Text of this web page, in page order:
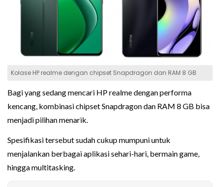
Kolase HP realme dengan chipset Snapdragon dan RAM 8 GB
Bagi yang sedang mencari HP realme dengan performa
kencang, kombinasi chipset Snapdragon dan RAM 8 GB bisa
menjadi pilihan menarik.
Spesifikasi tersebut sudah cukup mumpuni untuk
menjalankan berbagai aplikasi sehari-hari, bermain game,
hingga multitasking.